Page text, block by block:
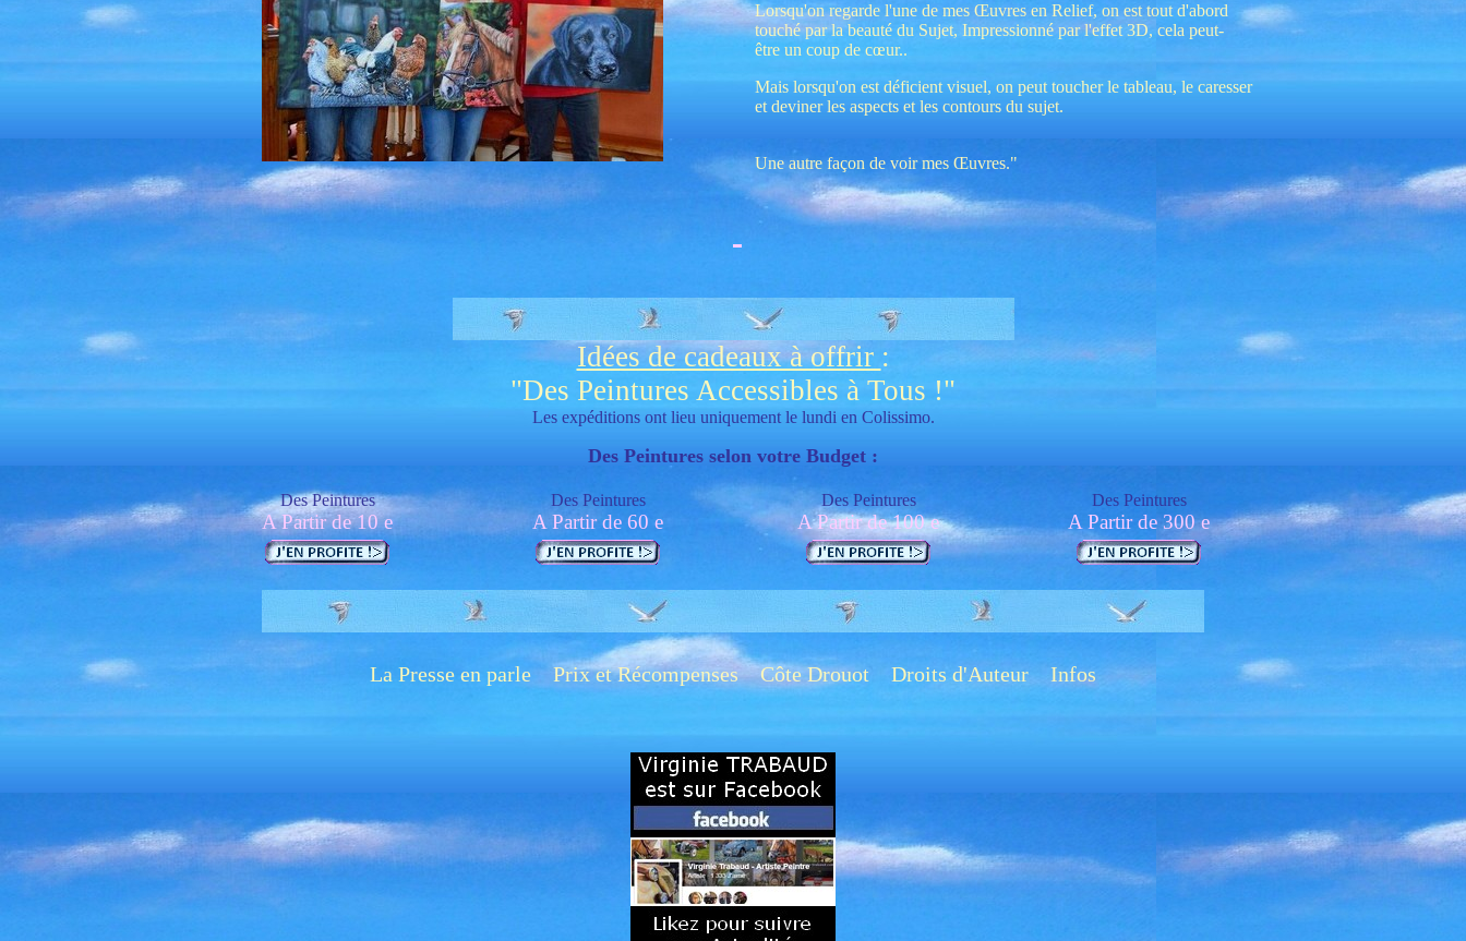
Lorsqu'on regarde l'une de mes Œuvres en Relief, on est tout d'abord
touché par la beauté du Sujet, Impressionné par l'effet 3D, cela peut-
être un coup de cœur..
Mais lorsqu'on est déficient visuel, on peut toucher le tableau, le caresser
et deviner les aspects et les contours du sujet.
Une autre façon de voir mes Œuvres."
Idées de cadeaux à offrir :
"Des Peintures Accessibles à Tous !"
Les expéditions ont lieu uniquement le lundi en Colissimo.
Des Peintures selon votre Budget :
Des Peintures
A Partir de 10 e
Des Peintures
A Partir de 60 e
Des Peintures
A Partir de 100 e
Des Peintures
A Partir de 300 e
La Presse en parle Prix et Récompenses Côte Drouot Droits d'Auteur Infos